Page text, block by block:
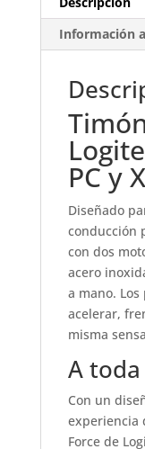
Información
PC y
Diseñado
conducción
con dos
acero
a mano.
acelerar,
misma
A
Con un
experiencia
Force de